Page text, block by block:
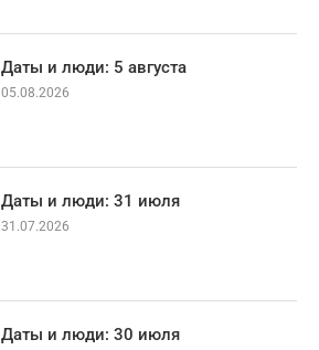
Даты и люди: 5 августа
05.08.2026
Даты и люди: 31 июля
31.07.2026
Даты и люди: 30 июля